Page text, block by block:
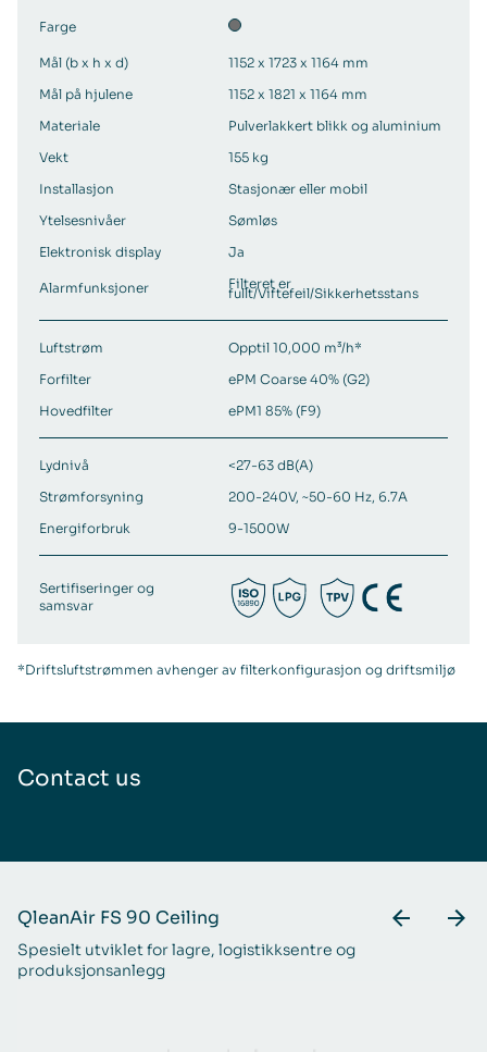
Farge
Mål (b x h x d)
1152 x 1723 x 1164 mm
Mål på hjulene
1152 x 1821 x 1164 mm
Materiale
Pulverlakkert blikk og aluminium
Vekt
155 kg
Installasjon
Stasjonær eller mobil
Ytelsesnivåer
Sømløs
Elektronisk display
Ja
Alarmfunksjoner Filteret er
fullt/Viftefeil/Sikkerhetsstans
Luftstrøm
Opptil 10,000 m³/h*
Forfilter
ePM Coarse 40% (G2)
Hovedfilter
ePM1 85% (F9)
Lydnivå
<27-63 dB(A)
Strømforsyning
200-240V, ~50-60 Hz, 6.7A
Energiforbruk
9-1500W
Sertifiseringer og
samsvar
*Driftsluftstrømmen avhenger av filterkonfigurasjon og driftsmiljø
Contact us
QleanAir FS 90 Ceiling
Spesielt utviklet for lagre, logistikksentre og
produksjonsanlegg